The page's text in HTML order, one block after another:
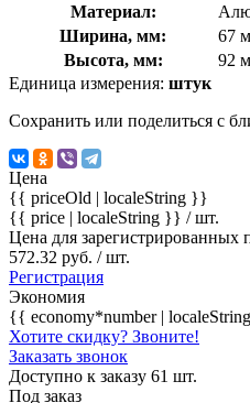
Материал:
Ширина, мм:
67
Высота, мм:
92
Единица измерения: штук
Сохранить или поделиться с
Цена
{{ priceOld | localeString }}
{{ price | localeString }} / шт.
Цена для зарегистрированных
572.32 руб. / шт.
Регистрация
Экономия
{{ economy*number |
Хотите скидку? Звоните!
Заказать звонок
Доступно к заказу 61 шт.
Под заказ